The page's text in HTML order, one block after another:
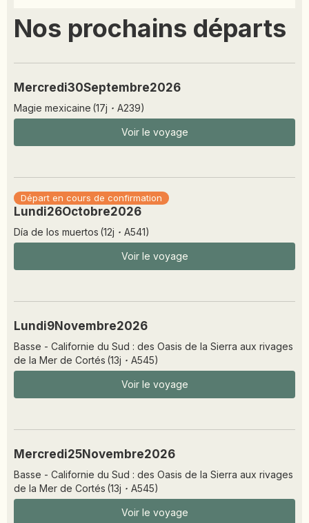
Nos prochains départs
Mercredi30Septembre2026
Magie mexicaine (17j · A239)
Voir le voyage
Départ en cours de confirmation
Lundi26Octobre2026
Día de los muertos (12j · A541)
Voir le voyage
Lundi9Novembre2026
Basse - Californie du Sud : des Oasis de la Sierra aux rivages
de la Mer de Cortés (13j · A545)
Voir le voyage
Mercredi25Novembre2026
Basse - Californie du Sud : des Oasis de la Sierra aux rivages
de la Mer de Cortés (13j · A545)
Voir le voyage